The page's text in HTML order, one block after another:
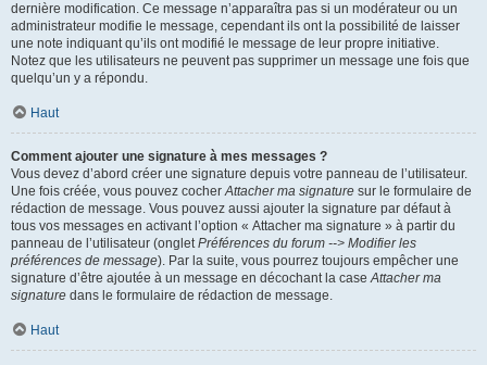
dernière modification. Ce message n’apparaîtra pas si un modérateur ou un
administrateur modifie le message, cependant ils ont la possibilité de laisser
une note indiquant qu’ils ont modifié le message de leur propre initiative.
Notez que les utilisateurs ne peuvent pas supprimer un message une fois que
quelqu’un y a répondu.
Haut
Comment ajouter une signature à mes messages ?
Vous devez d’abord créer une signature depuis votre panneau de l’utilisateur.
Une fois créée, vous pouvez cocherAttacher ma signature sur le formulaire de
rédaction de message. Vous pouvez aussi ajouter la signature par défaut à
tous vos messages en activant l’option « Attacher ma signature » à partir du
panneau de l’utilisateur (ongletPréférences du forum --> Modifier les
préférences de message). Par la suite, vous pourrez toujours empêcher une
signature d’être ajoutée à un message en décochant la caseAttacher ma
signature dans le formulaire de rédaction de message.
Haut